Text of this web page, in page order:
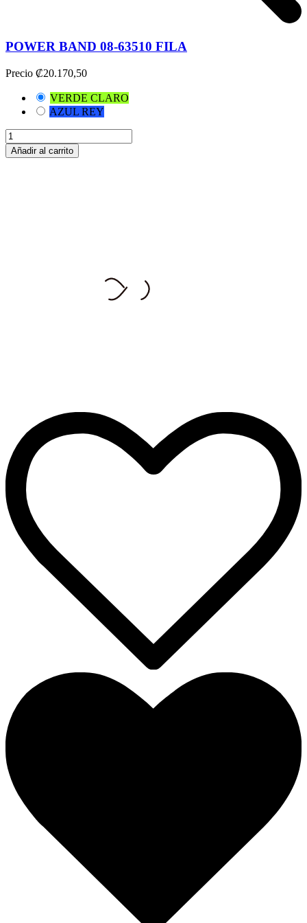
POWER BAND 08-63510 FILA
Precio ₡20.170,50
VERDE CLARO
AZUL REY
Añadir al carrito